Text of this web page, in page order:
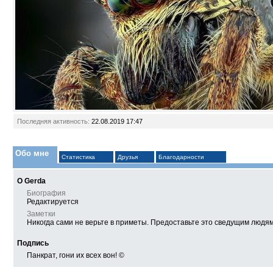
Последняя активность: 22.08.2019 17:47
Обо мне Статистика Друзья Благодарности
О Gerda
Биография
Редактируется
Заметки
Никогда сами не верьте в приметы. Предоставьте это сведущим
Подпись
Панкрат, гони их всех вон! ©